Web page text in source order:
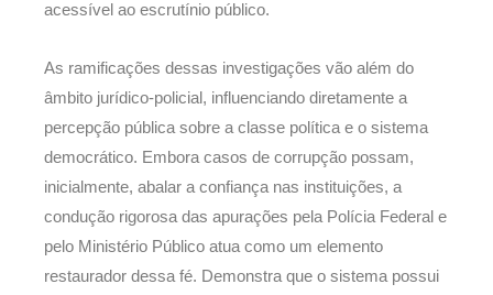
acessível ao escrutínio público.
As ramificações dessas investigações vão além do
âmbito jurídico-policial, influenciando diretamente a
percepção pública sobre a classe política e o sistema
democrático. Embora casos de corrupção possam,
inicialmente, abalar a confiança nas instituições, a
condução rigorosa das apurações pela Polícia Federal e
pelo Ministério Público atua como um elemento
restaurador dessa fé. Demonstra que o sistema possui